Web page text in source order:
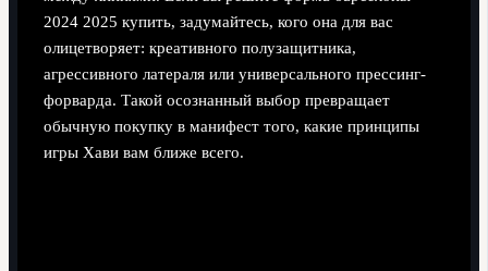
2024 2025 купить, задумайтесь, кого она для вас
олицетворяет: креативного полузащитника,
агрессивного латераля или универсального прессинг-
форварда. Такой осознанный выбор превращает
обычную покупку в манифест того, какие принципы
игры Хави вам ближе всего.